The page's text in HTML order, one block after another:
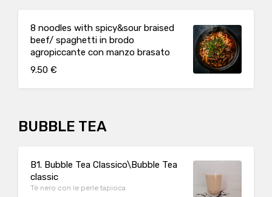
8 noodles with spicy&sour braised
beef/ spaghetti in brodo
agropiccante con manzo brasato
9.50 €
BUBBLE TEA
B1. Bubble Tea Classico\Bubble Tea
classic
Tè nero con le perle tapioca